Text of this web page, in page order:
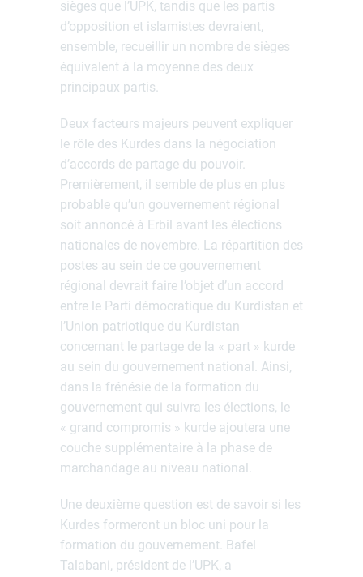
sièges que l’UPK, tandis que les partis
d’opposition et islamistes devraient,
ensemble, recueillir un nombre de sièges
équivalent à la moyenne des deux
principaux partis.
Deux facteurs majeurs peuvent expliquer
le rôle des Kurdes dans la négociation
d’accords de partage du pouvoir.
Premièrement, il semble de plus en plus
probable qu’un gouvernement régional
soit annoncé à Erbil avant les élections
nationales de novembre. La répartition des
postes au sein de ce gouvernement
régional devrait faire l’objet d’un accord
entre le Parti démocratique du Kurdistan et
l’Union patriotique du Kurdistan
concernant le partage de la « part » kurde
au sein du gouvernement national. Ainsi,
dans la frénésie de la formation du
gouvernement qui suivra les élections, le
« grand compromis » kurde ajoutera une
couche supplémentaire à la phase de
marchandage au niveau national.
Une deuxième question est de savoir si les
Kurdes formeront un bloc uni pour la
formation du gouvernement. Bafel
Talabani, président de l’UPK, a